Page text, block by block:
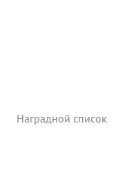
Наградной список